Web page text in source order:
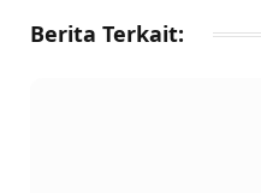
Berita Terkait: